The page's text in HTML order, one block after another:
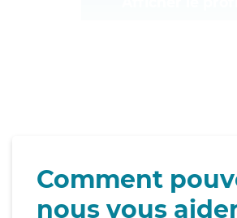
Comment
nous vous